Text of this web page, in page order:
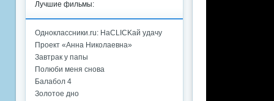
Лучшие фильмы:
Одноклассники.ru: НаCLICKай удачу
Проект «Анна Николаевна»
Завтрак у папы
Полюби меня снова
Балабол 4
Золотое дно